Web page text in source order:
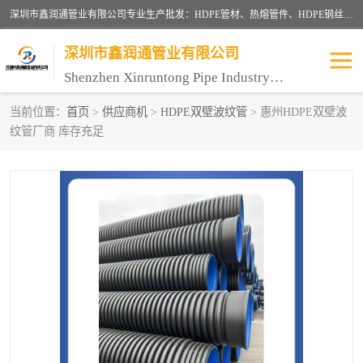
深圳市鑫润通管业有限公司专业生产批发：HDPE管材、热熔管件、HDPE钢丝骨架管、电熔管件、HDPE双壁波纹管、MPP电力管、井盖、PVC管材管件、PPR管材管件等；公司自创建以来，始终秉承“团结、务实、创新、守信”的服务宗旨，凭借专业的服务以及多年的勤奋拼搏，发展成为一家专业销售各种管材管件，绝缘电工套管及配件等系列产品的贸易公司。
深圳市鑫润通管业有限公司
Shenzhen Xinruntong Pipe Industry Co., Ltd
当前位置： 首页 > 供应商机 > HDPE双壁波纹管 > 惠州HDPE双壁波
纹管厂商 库存充足
HDPE管材给水管
HDPE双壁波纹管 HDPE电力通讯管
UPVC电力通讯管 MPP电力通信管
联塑PPR管
联塑家装红蓝线管